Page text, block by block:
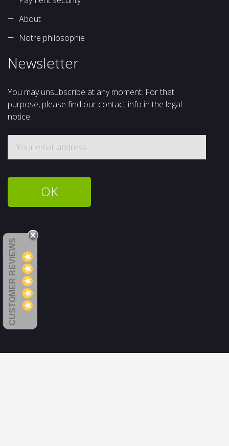
About
Notre philosophie
Newsletter
You may unsubscribe at any moment. For that
purpose, please find our contact info in the legal
notice.
CUSTOMER REVIEWS